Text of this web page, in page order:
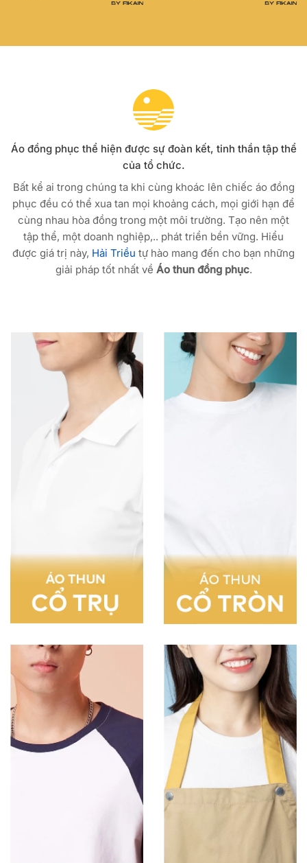
Áo đồng phục thể hiện được sự đoàn kết, tinh thần tập thể
của tổ chức.
Bất kể ai trong chúng ta khi cùng khoác lên chiếc áo đồng
phục đều có thể xua tan mọi khoảng cách, mọi giới hạn để
cùng nhau hòa đồng trong một môi trường. Tạo nên một
tập thể, một doanh nghiệp,.. phát triển bền vững. Hiểu
được giá trị này, Hải Triều tự hào mang đến cho bạn những
giải pháp tốt nhất về Áo thun đồng phục.